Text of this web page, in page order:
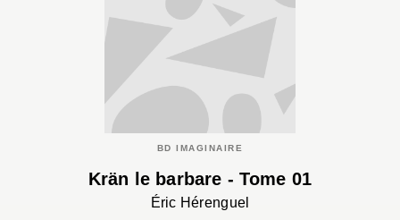
BD IMAGINAIRE
Krän le barbare - Tome 01
Éric Hérenguel